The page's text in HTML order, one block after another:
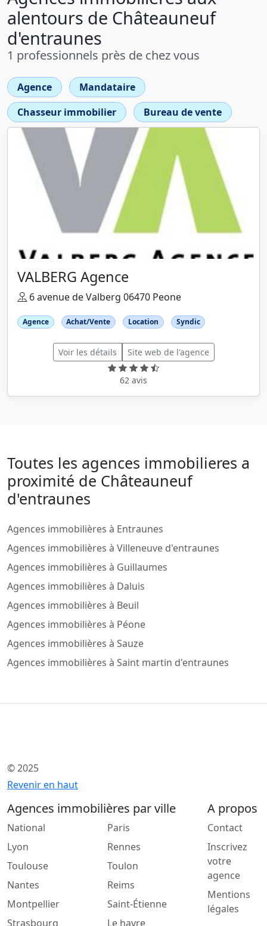
alentours de Châteauneuf
d'entraunes
1 professionnels près de chez vous
Agence
Mandataire
Chasseur immobilier
Bureau de vente
VALBERG Agence
6 avenue de Valberg 06470 Peone
Agence Achat/Vente Location Syndic
Voir les détails Site web de l'agence
62 avis
Toutes les agences immobilieres a
proximité de Châteauneuf
d'entraunes
Agences immobilières à Entraunes
Agences immobilières à Villeneuve d'entraunes
Agences immobilières à Guillaumes
Agences immobilières à Daluis
Agences immobilières à Beuil
Agences immobilières à Péone
Agences immobilières à Sauze
Agences immobilières à Saint martin d'entraunes
© 2025
Revenir en haut
Agences immobilières par ville
National
Lyon
Toulouse
Nantes
Montpellier
Strasbourg
Paris
Rennes
Toulon
Reims
Saint-Étienne
Le havre
A propos
Contact
Inscrivez
votre
agence
Mentions
légales